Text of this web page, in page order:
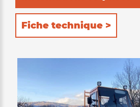
Fiche technique >